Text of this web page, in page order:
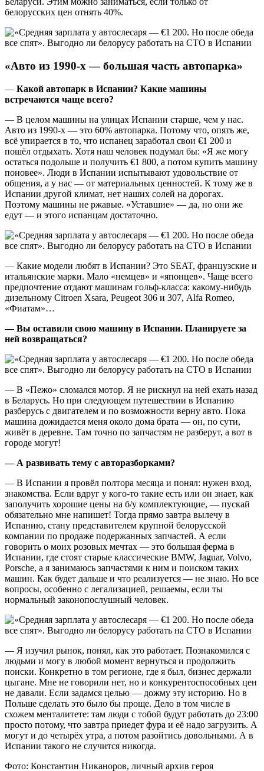
белорусских цен отнять 40%.
«Авто из 1990-х — большая часть автопарка»
— Какой автопарк в Испании? Какие машины
встречаются чаще всего?
— В целом машины на улицах Испании старше, чем у нас.
Авто из 1990-х — это 60% автопарка. Потому что, опять же,
всё упирается в то, что испанец заработал свои €1 200 и
пошёл отдыхать. Хотя наш человек подумал бы: «Я же могу
остаться подольше и получить €1 800, а потом купить машину
поновее». Люди в Испании испытывают удовольствие от
общения, а у нас — от материальных ценностей. К тому же в
Испании другой климат, нет наших солей на дорогах.
Поэтому машины не ржавые. «Уставшие» — да, но они же
едут — и этого испанцам достаточно.
— Какие модели любят в Испании? Это SEAT, французские и
итальянские марки. Мало «немцев» и «японцев». Чаще всего
предпочтение отдают машинам гольф-класса: какому-нибудь
дизельному Citroen Xsara, Peugeot 306 и 307, Alfa Romeo,
«Фиатам»…
— Вы оставили свою машину в Испании. Планируете за
ней возвращаться?
— В «Пежо» сломался мотор. Я не рискнул на ней ехать назад
в Беларусь. Но при следующем путешествии в Испанию
разберусь с двигателем и по возможности верну авто. Пока
машина дожидается меня около дома брата — он, по сути,
живёт в деревне. Там точно по запчастям не разберут, а вот в
городе могут!
— А развивать тему с авторазборками?
— В Испании я провёл полтора месяца и понял: нужен вход,
знакомства. Если вдруг у кого-то такие есть или он знает, как
заполучить хорошие цены на б/у комплектующие, — пускай
обязательно мне напишет! Тогда прямо завтра вылечу в
Испанию, стану представителем крупной белорусской
компании по продаже подержанных запчастей. А если
говорить о моих розовых мечтах — это большая ферма в
Испании, где стоят старые классические BMW, Jaguar, Volvo,
Porsche, а я занимаюсь запчастями к ним и поиском таких
машин. Как будет дальше и что реализуется — не знаю. Но все
вопросы, особенно с легализацией, решаемы, если ты
нормальный законопослушный человек.
— Я изучил рынок, понял, как это работает. Познакомился с
людьми и могу в любой момент вернуться и продолжить
поиски. Конкретно в том регионе, где я был, бизнес держали
цыгане. Мне не говорили нет, но и конкурентоспособных цен
не давали. Если задамся целью — дожму эту историю. Но в
Польше сделать это было бы проще. Дело в том числе в
схожем менталитете: там люди с тобой будут работать до 23:00
просто потому, что завтра приедет фура и её надо загрузить. А
могут и до четырёх утра, а потом разойтись довольными. А в
Испании такого не случится никогда.
Фото: Константин Никаноров, личный архив героя